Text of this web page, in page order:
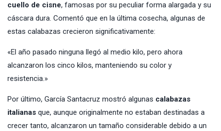
cuello de cisne, famosas por su peculiar forma alargada y su
cáscara dura. Comentó que en la última cosecha, algunas de
estas calabazas crecieron significativamente:
«El año pasado ninguna llegó al medio kilo, pero ahora
alcanzaron los cinco kilos, manteniendo su color y
resistencia.»
Por último, García Santacruz mostró algunas calabazas
italianas que, aunque originalmente no estaban destinadas a
crecer tanto, alcanzaron un tamaño considerable debido a un